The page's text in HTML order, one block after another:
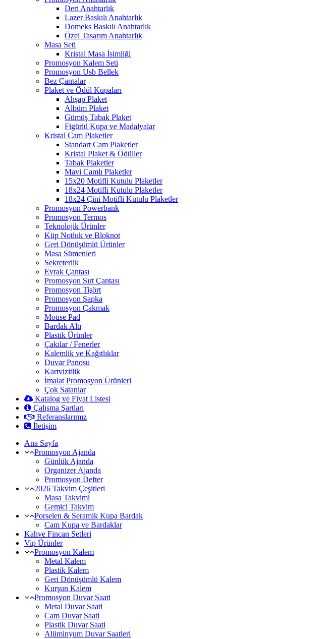
Deri Anahtarlık
Lazer Baskılı Anahtarlık
Domeks Baskılı Anahtarlık
Özel Tasarım Anahtarlık
Masa Seti
Kristal Masa İsimliği
Promosyon Kalem Seti
Promosyon Usb Bellek
Bez Çantalar
Plaket ve Ödül Kupaları
Ahşap Plaket
Albüm Plaket
Gümüş Tabak Plaket
Figürlü Kupa ve Madalyalar
Kristal Cam Plaketler
Standart Cam Plaketler
Kristal Plaket & Ödüller
Tabak Plaketler
Mavi Camlı Plaketler
15x20 Motifli Kutulu Plaketler
18x24 Motifli Kutulu Plaketler
18x24 Çini Motifli Kutulu Plaketler
Promosyon Powerbank
Promosyon Termos
Teknolojik Ürünler
Küp Notluk ve Bloknot
Geri Dönüşümlü Ürünler
Masa Sümenleri
Sekreterlik
Evrak Çantası
Promosyon Sırt Çantası
Promosyon Tişört
Promosyon Şapka
Promosyon Çakmak
Mouse Pad
Bardak Altı
Plastik Ürünler
Çakılar / Fenerler
Kalemlik ve Kağıtlıklar
Duvar Panosu
Kartvizitlik
İmalat Promosyon Ürünleri
Çok Satanlar
Katalog ve Fiyat Listesi
Çalışma Şartları
Referanslarımız
İletişim
Ana Sayfa
Promosyon Ajanda
Günlük Ajanda
Organizer Ajanda
Promosyon Defter
2026 Takvim Çeşitleri
Masa Takvimi
Gemici Takvim
Porselen & Seramik Kupa Bardak
Cam Kupa ve Bardaklar
Kahve Fincan Setleri
Vip Ürünler
Promosyon Kalem
Metal Kalem
Plastik Kalem
Geri Dönüşümlü Kalem
Kurşun Kalem
Promosyon Duvar Saati
Metal Duvar Saati
Cam Duvar Saati
Plastik Duvar Saati
Alüminyum Duvar Saatleri